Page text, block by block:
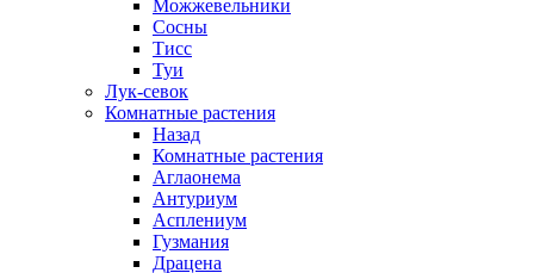
Можжевельники
Сосны
Тисс
Туи
Лук-севок
Комнатные растения
Назад
Комнатные растения
Аглаонема
Антуриум
Асплениум
Гузмания
Драцена